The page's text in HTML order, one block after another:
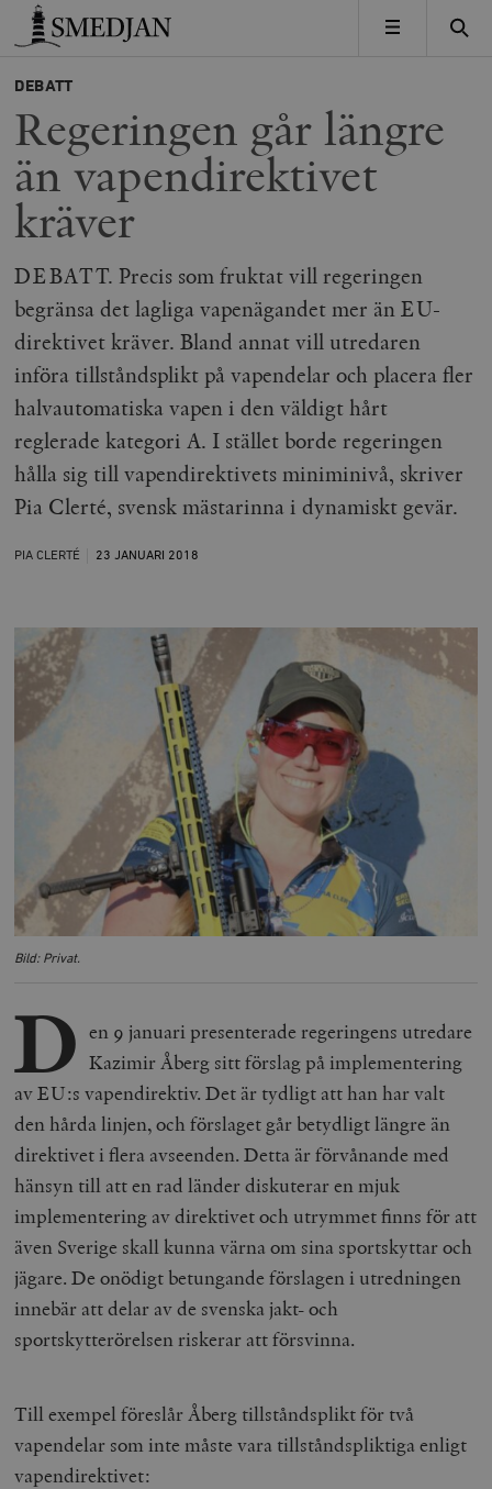
Timbro
MENY
DEBATT
Regeringen går längre
än vapendirektivet
kräver
DEBATT. Precis som fruktat vill regeringen
begränsa det lagliga vapenägandet mer än EU-
direktivet kräver. Bland annat vill utredaren
införa tillståndsplikt på vapendelar och placera fler
halvautomatiska vapen i den väldigt hårt
reglerade kategori A. I stället borde regeringen
hålla sig till vapendirektivets miniminivå, skriver
Pia Clerté, svensk mästarinna i dynamiskt gevär.
PIA CLERTÉ 23 JANUARI 2018
Bild: Privat.
D en 9 januari presenterade regeringens utredare
Kazimir Åberg sitt förslag på implementering
av EU:s vapendirektiv. Det är tydligt att han har valt
den hårda linjen, och förslaget går betydligt längre än
direktivet i flera avseenden. Detta är förvånande med
hänsyn till att en rad länder diskuterar en mjuk
implementering av direktivet och utrymmet finns för att
även Sverige skall kunna värna om sina sportskyttar och
jägare. De onödigt betungande förslagen i utredningen
innebär att delar av de svenska jakt- och
sportskytterörelsen riskerar att försvinna.
Till exempel föreslår Åberg tillståndsplikt för två
vapendelar som inte måste vara tillståndspliktiga enligt
vapendirektivet: